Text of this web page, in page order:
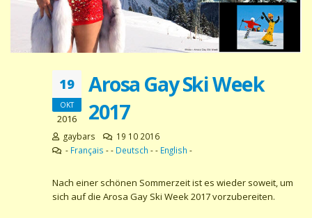
19
OKT
2016
Arosa Gay Ski Week
2017
gaybars
19 10 2016
- Français - - Deutsch - - English -
Nach einer schönen Sommerzeit ist es wieder soweit, um
sich auf die Arosa Gay Ski Week 2017 vorzubereiten.